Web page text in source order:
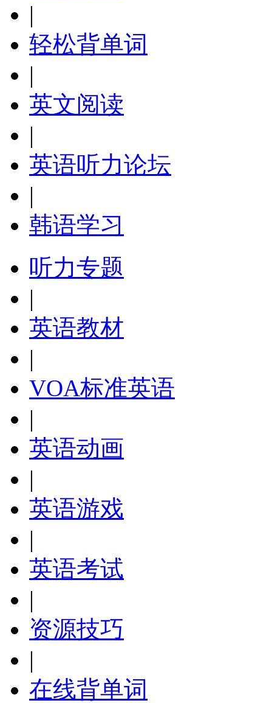
|
轻松背单词
|
英文阅读
|
英语听力论坛
|
韩语学习
听力专题
|
英语教材
|
VOA标准英语
|
英语动画
|
英语游戏
|
英语考试
|
资源技巧
|
在线背单词